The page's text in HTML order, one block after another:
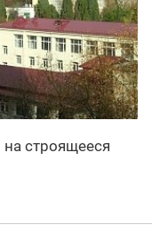
строящееся